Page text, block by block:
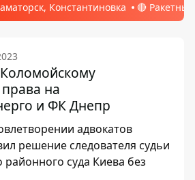
Константиновка 🔴
на
и ФК Днепр
адвокатов
решение следователя судьи
суда Киева без